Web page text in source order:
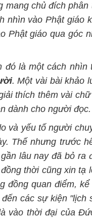
mang chủ đích
nhìn vào Phật giáo
Phật giáo qua góc
đó là một cách
. Một vài bài khảo
thích thêm vài
dành cho người đọc.
và yếu tố người
Thế nhưng trước
lâu nay đã bỏ
thời cũng xin tạ
đồng quan điểm,
các sự kiện
vào thời đại của